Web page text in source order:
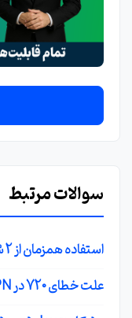
سوالات مرتبط
استفاده همزمان از 2 شبکه ( اینترنت و اینترانت)
علت خطای 720 در VPN